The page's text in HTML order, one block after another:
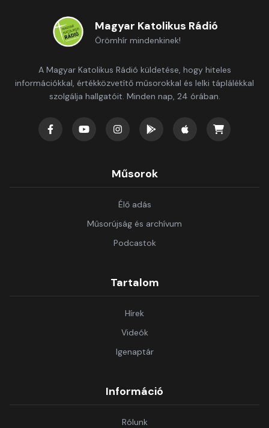
Magyar Katolikus Rádió
Örömhír mindenkinek!
A Magyar Katolikus Rádió küldetése, hogy hiteles
információkkal, értékközvetítő műsorokkal és lelki táplálékkal
szolgálja hallgatóit. Minden nap, 24 órában.
Műsorok
Élő adás
Műsorújság és archívum
Podcastok
Tartalom
Hírek
Videók
Igenaptár
Információ
Rólunk